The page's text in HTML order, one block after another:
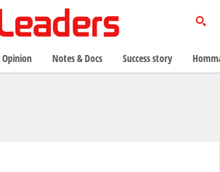
Opinion Notes & Docs Success story